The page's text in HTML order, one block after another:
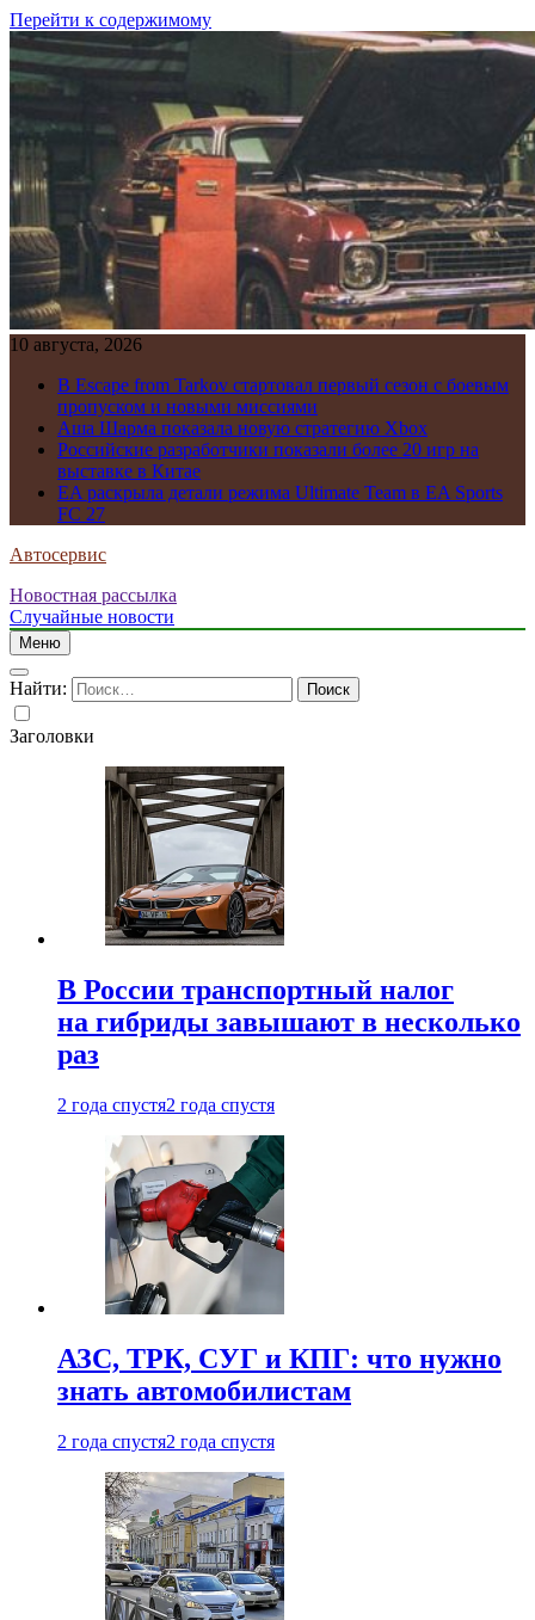
Перейти к содержимому
10 августа, 2026
В Escape from Tarkov стартовал первый сезон с боевым
пропуском и новыми миссиями
Аша Шарма показала новую стратегию Xbox
Российские разработчики показали более 20 игр на
выставке в Китае
EA раскрыла детали режима Ultimate Team в EA Sports
FC 27
Автосервис
Новостная рассылка
Случайные новости
Меню
Найти:
Заголовки
В России транспортный налог
на гибриды завышают в несколько
раз
2 года спустя2 года спустя
АЗС, ТРК, СУГ и КПГ: что нужно
знать автомобилистам
2 года спустя2 года спустя